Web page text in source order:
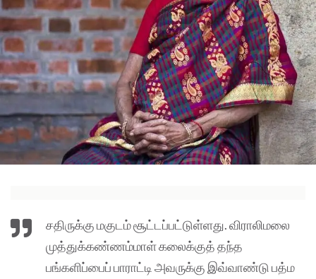
சதிருக்கு மகுடம் சூட்டப்பட்டுள்ளது. விராலிமலை
முத்துக்கண்ணம்மாள் கலைக்குத் தந்த
பங்களிப்பைப் பாராட்டி அவருக்கு இவ்வாண்டு பத்ம